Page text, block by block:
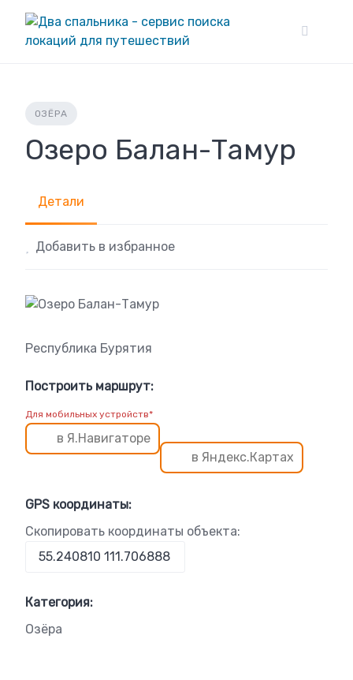
content
ОЗЁРА
Озеро Балан-Тамур
Детали
Добавить в избранное
Республика Бурятия
Построить маршрут:
Для мобильных устройств*
в Я.Навигаторе
в Яндекс.Картах
GPS координаты:
Скопировать координаты объекта:
Категория:
Озёра